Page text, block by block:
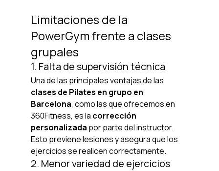
Limitaciones de la
PowerGym frente a clases
grupales
1. Falta de supervisión técnica
Una de las principales ventajas de las
clases de Pilates en grupo en
Barcelona, como las que ofrecemos en
360Fitness, es la corrección
personalizada por parte del instructor.
Esto previene lesiones y asegura que los
ejercicios se realicen correctamente.
2. Menor variedad de ejercicios